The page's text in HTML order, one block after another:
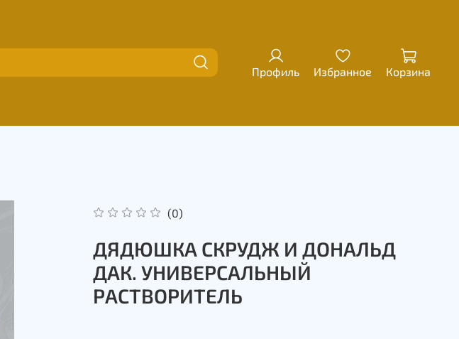
Профиль Избранное Корзина
(0)
ДЯДЮШКА СКРУДЖ И ДОНАЛЬД
ДАК. УНИВЕРСАЛЬНЫЙ
РАСТВОРИТЕЛЬ